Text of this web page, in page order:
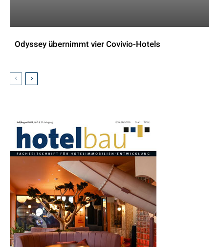
Odyssey übernimmt vier Covivio-Hotels